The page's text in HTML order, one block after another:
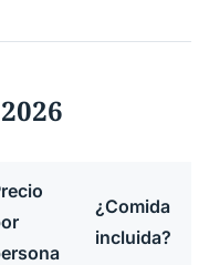
¿Comida
incluida?